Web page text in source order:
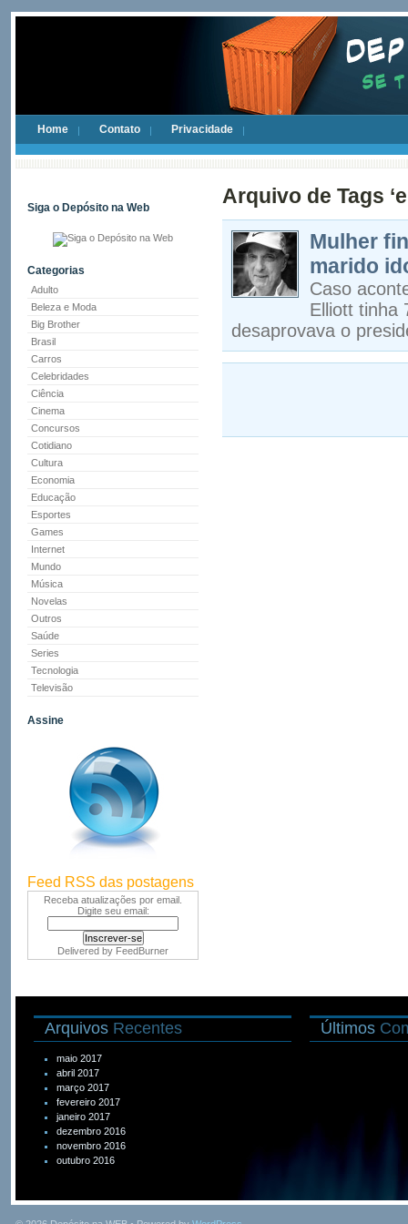
Home Contato Privacidade
Siga o Depósito na Web
Categorias
Adulto
Beleza e Moda
Big Brother
Brasil
Carros
Celebridades
Ciência
Cinema
Concursos
Cotidiano
Cultura
Economia
Educação
Esportes
Games
Internet
Mundo
Música
Novelas
Outros
Saúde
Series
Tecnologia
Televisão
Assine
Feed RSS das postagens
Receba atualizações por email.
Digite seu email:
Delivered by FeedBurner
Arquivo de Tags
Mulher
marido
Caso
Elliott tinha
desaprovava o
Arquivos Recentes
maio 2017
abril 2017
março 2017
fevereiro 2017
janeiro 2017
dezembro 2016
novembro 2016
outubro 2016
Últimos